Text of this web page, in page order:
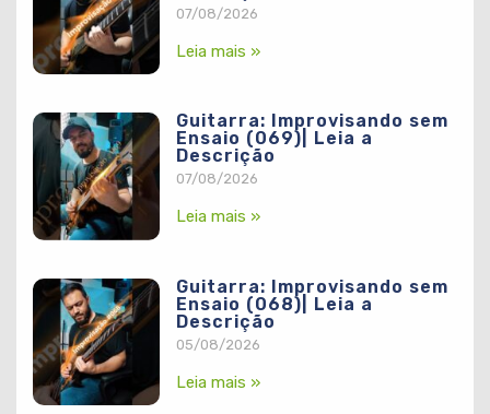
07/08/2026
Leia mais »
Guitarra: Improvisando sem
Ensaio (069)| Leia a
Descrição
07/08/2026
Leia mais »
Guitarra: Improvisando sem
Ensaio (068)| Leia a
Descrição
05/08/2026
Leia mais »